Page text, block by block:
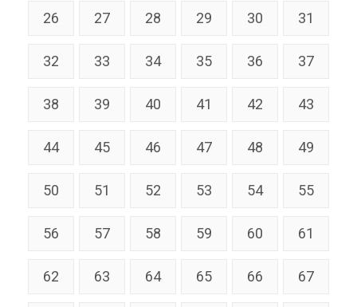
26 27 28 29 30 31
32 33 34 35 36 37
38 39 40 41 42 43
44 45 46 47 48 49
50 51 52 53 54 55
56 57 58 59 60 61
62 63 64 65 66 67